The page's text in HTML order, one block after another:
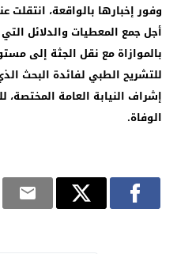
وفور إخبارها بالواقعة،
أجل جمع المعطيات والدلائل
بالموازاة مع نقل الجثة إلى
للتشريح الطبي لفائدة البحث
إشراف النيابة العامة
الوفاة.